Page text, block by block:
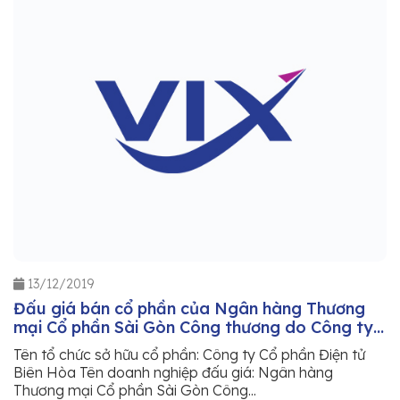
13/12/2019
Đấu giá bán cổ phần của Ngân hàng Thương
mại Cổ phần Sài Gòn Công thương do Công ty
Cổ phần Điện tử Biên Hòa sở hữu
Tên tổ chức sở hữu cổ phần: Công ty Cổ phần Điện tử
Biên Hòa Tên doanh nghiệp đấu giá: Ngân hàng
Thương mại Cổ phần Sài Gòn Công...